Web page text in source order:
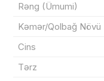
Rəng (Ümumi)
Kəmər/Qolbağ Növü
Cins
Tərz